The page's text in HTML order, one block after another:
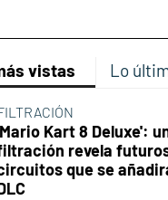
vistas Lo
Kart 8 Deluxe':
revela
que se